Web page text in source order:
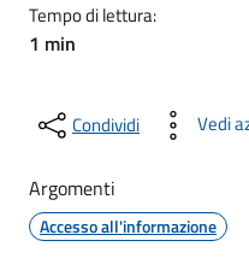
Tempo di lettura:
1 min
Condividi Vedi
Argomenti
Accesso all'informazione